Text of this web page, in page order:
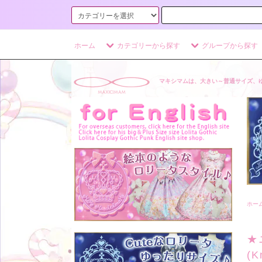
ホーム カテゴリーから探す グループから探す
マキシマムは、大きい～普通サイズ
ホー
★